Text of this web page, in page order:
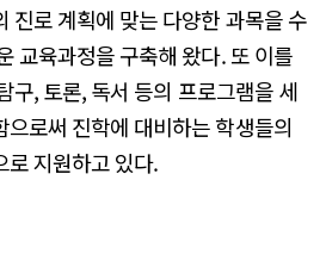
진로 계획에 맞는 다양한 과목을 수
교육과정을 구축해 왔다. 또 이를
구, 토론, 독서 등의 프로그램을 세
로써 진학에 대비하는 학생들의
로 지원하고 있다.